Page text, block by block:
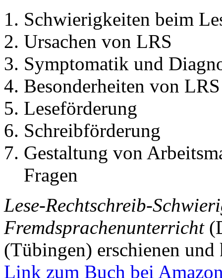
Schwierigkeiten beim
Ursachen von LRS
Symptomatik und
Besonderheiten von
Leseförderung
Schreibförderung
Gestaltung von
Fragen
Lese-Rechtschreib-
Fremdsprachenunterricht
(Tübingen) erschienen
Link zum Buch bei